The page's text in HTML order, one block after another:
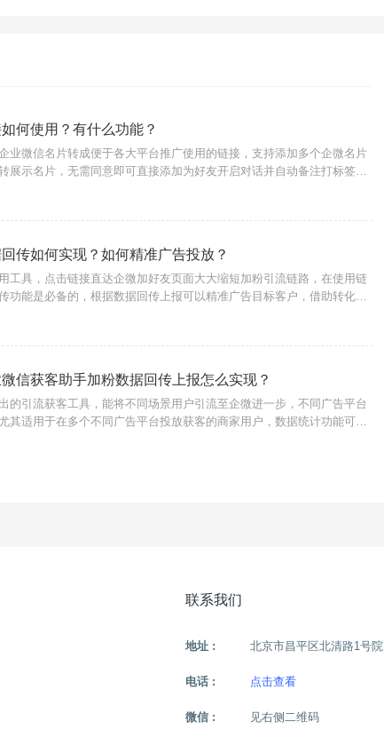
何使用？有什么功能？
业微信名片转成便于各大平台推广使用的链接，支持添加多个企微名片
展示名片，无需同意即可直接添加为好友开启对话并自动备注打标签、
提高客服工作效率，使用转化宝三方获客助手服务商即可生成、管理获
传如何实现？如何精准广告投放？
工具，点击链接直达企微加好友页面大大缩短加粉引流链路，在使用链
功能是必备的，根据数据回传上报可以精准广告目标客户，借助转化宝
，即可实现此功能，无论是广告代投人员或商家用户都可以使用。{转化
信获客助手加粉数据回传上报怎么实现？
的引流获客工具，能将不同场景用户引流至企微进一步，不同广告平台
其适用于在多个不同广告平台投放获客的商家用户，数据统计功能可详
调整。{转化宝}广告回传链接如何创建使用？只需进入转化宝获客助手
联系我们
地址 : 北京市昌平区北清路1号院
电话 : 点击查看
微信 : 见右侧二维码